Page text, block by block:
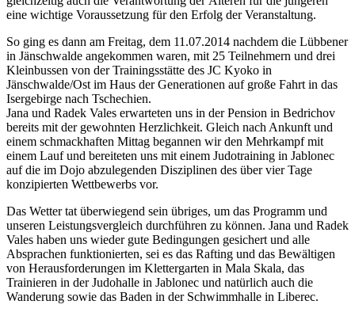
eine wichtige Voraussetzung für den Erfolg der Veranstaltung.
So ging es dann am Freitag, dem 11.07.2014 nachdem die Lübbener
in Jänschwalde angekommen waren, mit 25 Teilnehmern und drei
Kleinbussen von der Trainingsstätte des JC Kyoko in
Jänschwalde/Ost im Haus der Generationen auf große Fahrt in das
Isergebirge nach Tschechien.
Jana und Radek Vales erwarteten uns in der Pension in Bedrichov
bereits mit der gewohnten Herzlichkeit. Gleich nach Ankunft und
einem schmackhaften Mittag begannen wir den Mehrkampf mit
einem Lauf und bereiteten uns mit einem Judotraining in Jablonec
auf die im Dojo abzulegenden Disziplinen des über vier Tage
konzipierten Wettbewerbs vor.
Das Wetter tat überwiegend sein übriges, um das Programm und
unseren Leistungsvergleich durchführen zu können. Jana und Radek
Vales haben uns wieder gute Bedingungen gesichert und alle
Absprachen funktionierten, sei es das Rafting und das Bewältigen
von Herausforderungen im Klettergarten in Mala Skala, das
Trainieren in der Judohalle in Jablonec und natürlich auch die
Wanderung sowie das Baden in der Schwimmhalle in Liberec.